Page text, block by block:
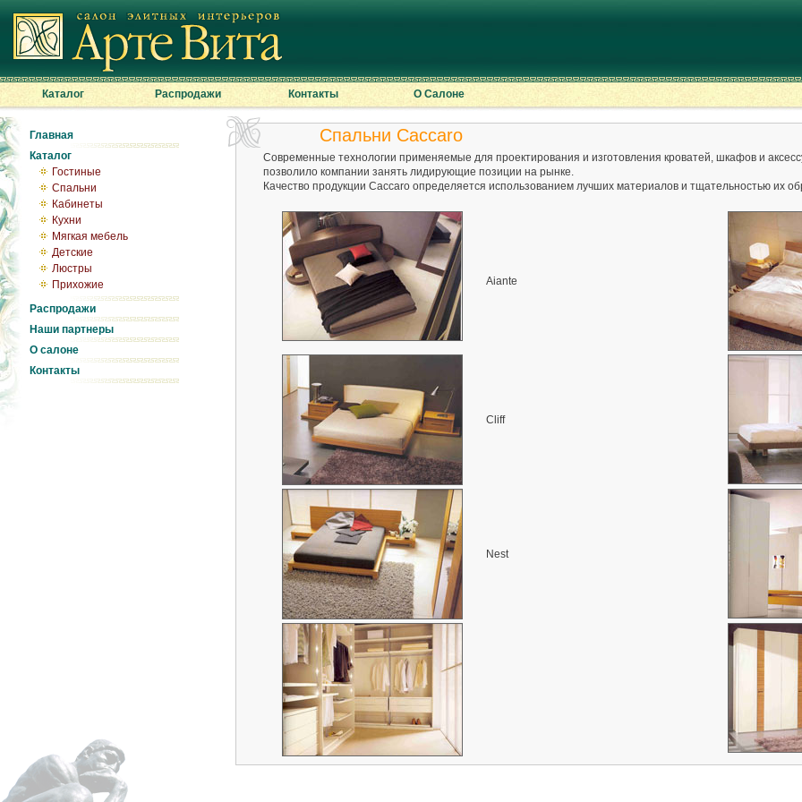
Каталог Распродажи Контакты О Салоне
Главная
Каталог
Гостиные
Спальни
Кабинеты
Кухни
Мягкая мебель
Детские
Люстры
Прихожие
Распродажи
Наши партнеры
О салоне
Контакты
Спальни Caccaro
Современные технологии применяемые для проектирования и изготовления кроватей, шкафов и
позволило компании занять лидирующие позиции на рынке.
Качество продукции Сaccaro определяется использованием лучших материалов и тщательностью их
Aiante
Cliff
Nest